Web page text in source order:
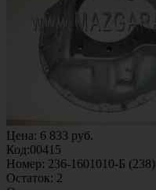
Цена: 6 833 руб.
Код:00415
Номер: 236-1601010-Б (238)
Остаток: 2